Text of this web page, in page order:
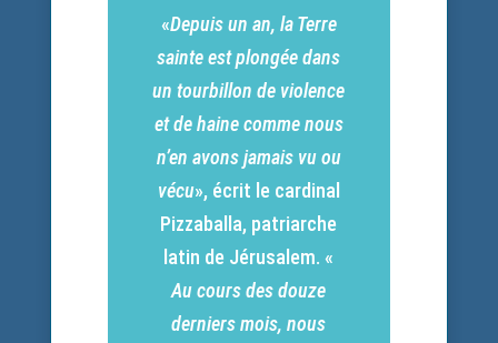
«Depuis un an, la Terre
sainte est plongée dans
un tourbillon de violence
et de haine comme nous
n’en avons jamais vu ou
vécu», écrit le cardinal
Pizzaballa, patriarche
latin de Jérusalem. «
Au cours des douze
derniers mois, nous